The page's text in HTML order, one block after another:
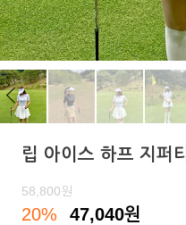
립 아이스 하프 지퍼티
58,800원
20% 47,040원